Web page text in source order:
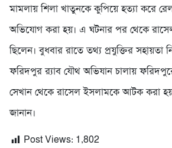
মামলায় শিলা খাতুনকে কুপিয়ে হত্যা করে
অভিযোগ করা হয়। এ ঘটনার পর থেকে
ছিলেন। বুধবার রাতে তথ্য প্রযুক্তির সহায়তা
ফরিদপুর র‌্যাব যৌথ অভিযান চালায়
সেখান থেকে রাসেল ইসলামকে আটক করা হয়
জানান।
Post Views: 1,802